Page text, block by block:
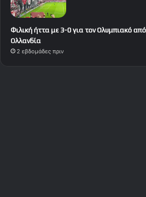
Φιλική ήττα με 3-0 για τον Ολυμπιακό
Ολλανδία
2 εβδομάδες πριν